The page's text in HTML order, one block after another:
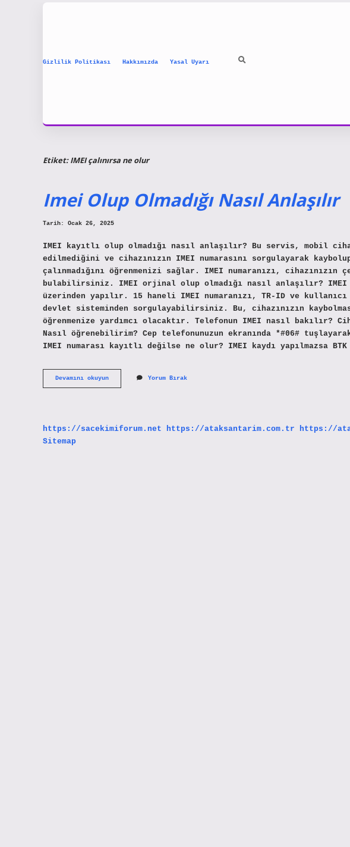
Gizlilik Politikası Hakkımızda Yasal Uyarı
Etiket:IMEI çalınırsa ne olur
Imei Olup Olmadığı Nasıl Anlaşılır
Tarih: Ocak 26, 2025
IMEI kayıtlı olup olmadığı nasıl anlaşılır? Bu servis, mobil
edilmediğini ve cihazınızın IMEI numarasını sorgulayarak
çalınmadığını öğrenmenizi sağlar. IMEI numaranızı,
bulabilirsiniz. IMEI orjinal olup olmadığı nasıl anlaşılır?
üzerinden yapılır. 15 haneli IMEI numaranızı, TR-ID ve
devlet sisteminden sorgulayabilirsiniz. Bu, cihazınızın kaybolması
öğrenmenize yardımcı olacaktır. Telefonun IMEI nasıl bakılır?
Nasıl öğrenebilirim? Cep telefonunuzun ekranında *#06#
IMEI numarası kayıtlı değilse ne olur? IMEI kaydı yapılmazsa
Devamını okuyunImei
Olup
Yorum Bırak
https://sacekimiforum.net https://ataksantarim.com.tr https://
Sitemap